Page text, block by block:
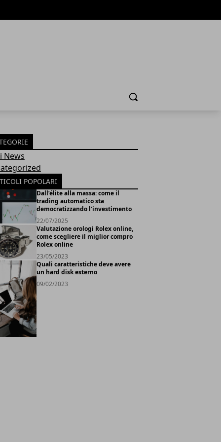
Cerca
News
POPOLARI
Dall’élite alla massa: come il
trading automatico sta
democratizzando l’investimento
22/07/2025
Valutazione orologi Rolex online,
come scegliere il miglior compro
Rolex online
23/05/2023
Quali caratteristiche deve avere
un hard disk esterno
09/02/2023